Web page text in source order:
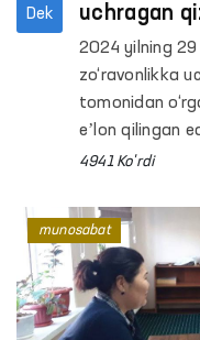
Dek
uchragan
2024 yilning
zo‘ravonlikka
tomonidan
eʼlon qilingan
4941 Ko'rdi
munosabat